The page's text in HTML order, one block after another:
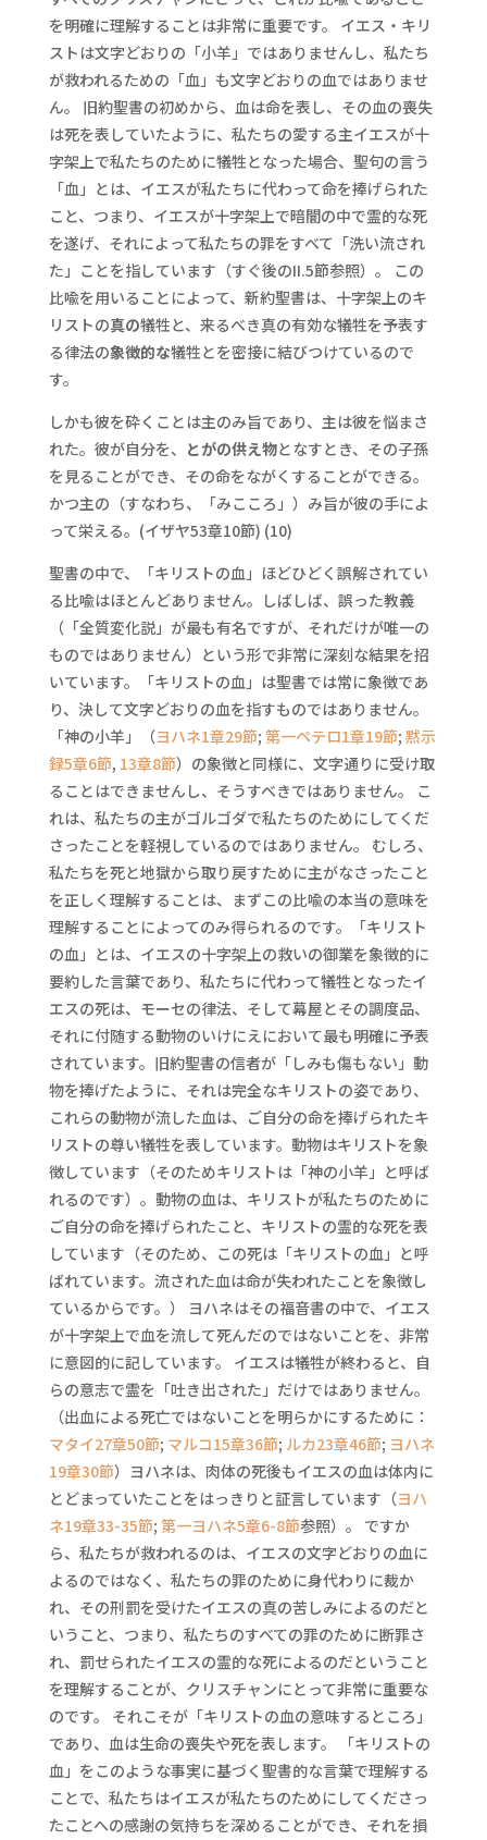
を明確に理解することは非常に重要です。 イエス・キリ
ストは文字どおりの「小羊」ではありませんし、私たち
が救われるための「血」も文字どおりの血ではありませ
ん。 旧約聖書の初めから、血は命を表し、その血の喪失
は死を表していたように、私たちの愛する主イエスが十
字架上で私たちのために犠牲となった場合、聖句の言う
「血」とは、イエスが私たちに代わって命を捧げられた
こと、つまり、イエスが十字架上で暗闇の中で霊的な死
を遂げ、それによって私たちの罪をすべて「洗い流され
た」ことを指しています（すぐ後のII.5節参照）。 この
比喩を用いることによって、新約聖書は、十字架上のキ
リストの真の犠牲と、来るべき真の有効な犠牲を予表す
る律法の象徴的な犠牲とを密接に結びつけているので
す。
しかも彼を砕くことは主のみ旨であり、主は彼を悩まさ
れた。彼が自分を、 とがの供え物となすとき、その子孫
を見ることができ、その命をながくすることができる。
かつ主の（すなわち、「みこころ」）み旨が彼の手によ
って栄える。(イザヤ53章10節) (10)
聖書の中で、「キリストの血」ほどひどく誤解されてい
る比喩はほとんどありません。しばしば、誤った教義
（「全質変化説」が最も有名ですが、それだけが唯一の
ものではありません）という形で非常に深刻な結果を招
いています。「キリストの血」は聖書では常に象徴であ
り、決して文字どおりの血を指すものではありません。
「神の小羊」（ヨハネ1章29節; 第一ペテロ1章19節; 黙示
録5章6節, 13章8節）の象徴と同様に、文字通りに受け取
ることはできませんし、そうすべきではありません。 こ
れは、私たちの主がゴルゴダで私たちのためにしてくだ
さったことを軽視しているのではありません。 むしろ、
私たちを死と地獄から取り戻すために主がなさったこと
を正しく理解することは、まずこの比喩の本当の意味を
理解することによってのみ得られるのです。「キリスト
の血」とは、イエスの十字架上の救いの御業を象徴的に
要約した言葉であり、私たちに代わって犠牲となったイ
エスの死は、モーセの律法、そして幕屋とその調度品、
それに付随する動物のいけにえにおいて最も明確に予表
されています。旧約聖書の信者が「しみも傷もない」動
物を捧げたように、それは完全なキリストの姿であり、
これらの動物が流した血は、ご自分の命を捧げられたキ
リストの尊い犠牲を表しています。動物はキリストを象
徴しています（そのためキリストは「神の小羊」と呼ば
れるのです）。動物の血は、キリストが私たちのために
ご自分の命を捧げられたこと、キリストの霊的な死を表
しています（そのため、この死は「キリストの血」と呼
ばれています。流された血は命が失われたことを象徴し
ているからです。） ヨハネはその福音書の中で、イエス
が十字架上で血を流して死んだのではないことを、非常
に意図的に記しています。 イエスは犠牲が終わると、自
らの意志で霊を「吐き出された」だけではありません。
（出血による死亡ではないことを明らかにするために：
マタイ27章50節; マルコ15章36節; ルカ23章46節; ヨハネ
19章30節）ヨハネは、肉体の死後もイエスの血は体内に
とどまっていたことをはっきりと証言しています（ヨハ
ネ19章33-35節; 第一ヨハネ5章6-8節参照）。 ですか
ら、私たちが救われるのは、イエスの文字どおりの血に
よるのではなく、私たちの罪のために身代わりに裁か
れ、その刑罰を受けたイエスの真の苦しみによるのだと
いうこと、つまり、私たちのすべての罪のために断罪さ
れ、罰せられたイエスの霊的な死によるのだということ
を理解することが、クリスチャンにとって非常に重要な
のです。 それこそが「キリストの血の意味するところ」
であり、血は生命の喪失や死を表します。 「キリストの
血」をこのような事実に基づく聖書的な言葉で理解する
ことで、私たちはイエスが私たちのためにしてくださっ
たことへの感謝の気持ちを深めることができ、それを損